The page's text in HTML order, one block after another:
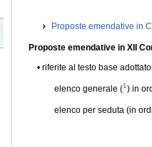
Proposte emendative in
Proposte emendative in XII
riferite al testo base
elenco generale (1) in
elenco per seduta (in